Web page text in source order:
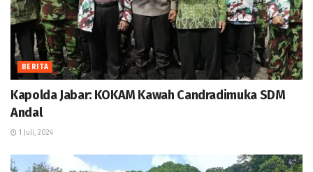
BERITA
Kapolda Jabar: KOKAM Kawah Candradimuka SDM
Andal
1 Juli, 2024